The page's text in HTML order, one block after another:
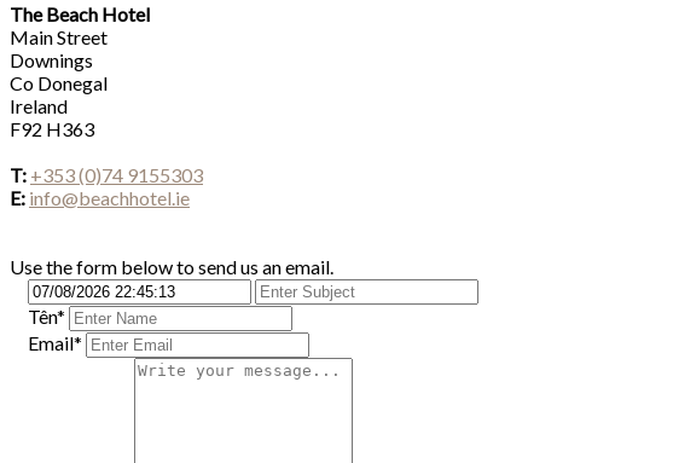
The Beach Hotel
Main Street
Downings
Co Donegal
Ireland
F92 H363
T: +353 (0)74 9155303
E: info@beachhotel.ie
Use the form below to send us an email.
Tên*
Email*